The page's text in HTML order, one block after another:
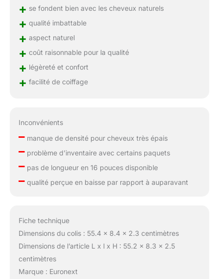
+ se fondent bien avec les cheveux naturels
+ qualité imbattable
+ aspect naturel
+ coût raisonnable pour la qualité
+ légèreté et confort
+ facilité de coiffage
Inconvénients
–manque de densité pour cheveux très épais
–problème d’inventaire avec certains paquets
–pas de longueur en 16 pouces disponible
–qualité perçue en baisse par rapport à auparavant
Fiche technique
Dimensions du colis : 55.4 x 8.4 x 2.3 centimètres
Dimensions de l’article L x l x H : 55.2 x 8.3 x 2.5
centimètres
Marque : Euronext